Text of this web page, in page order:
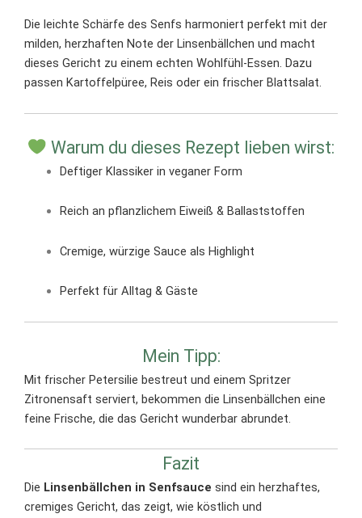
Die leichte Schärfe des Senfs harmoniert perfekt mit der
milden, herzhaften Note der Linsenbällchen und macht
dieses Gericht zu einem echten Wohlfühl-Essen. Dazu
passen Kartoffelpüree, Reis oder ein frischer Blattsalat.
Warum du dieses Rezept lieben wirst:
Deftiger Klassiker in veganer Form
Reich an pflanzlichem Eiweiß & Ballaststoffen
Cremige, würzige Sauce als Highlight
Perfekt für Alltag & Gäste
Mein Tipp:
Mit frischer Petersilie bestreut und einem Spritzer
Zitronensaft serviert, bekommen die Linsenbällchen eine
feine Frische, die das Gericht wunderbar abrundet.
Fazit
Die Linsenbällchen in Senfsauce sind ein herzhaftes,
cremiges Gericht, das zeigt, wie köstlich und